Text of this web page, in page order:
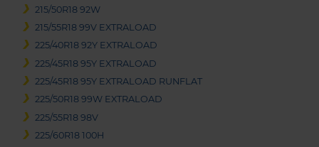
215/50R18 92W
215/55R18 99V EXTRALOAD
225/40R18 92Y EXTRALOAD
225/45R18 95Y EXTRALOAD
225/45R18 95Y EXTRALOAD RUNFLAT
225/50R18 99W EXTRALOAD
225/55R18 98V
225/60R18 100H